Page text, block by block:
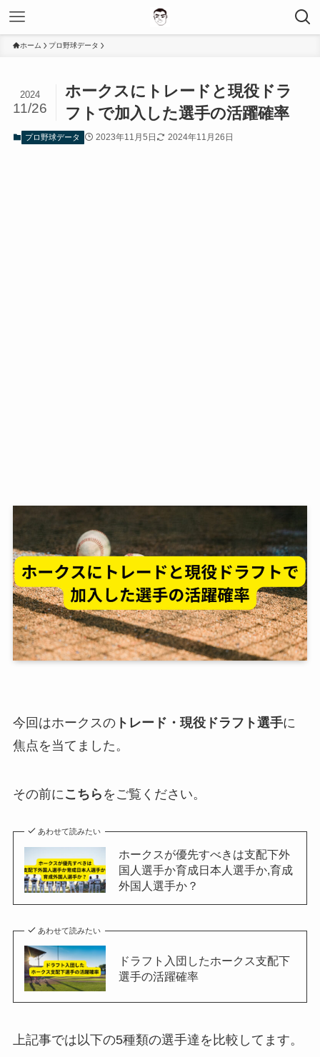
ホーム プロ野球データ
ホークスにトレードと現役ドラ
フトで加入した選手の活躍確率
2024
11/26
プロ野球データ 2023年11月5日 2024年11月26日
今回はホークスのトレード・ 現役ドラフト選手に
焦点を当てました。
その前にこちら をご覧ください。
あわせて読みたい
ホークスが優先すべきは支配下外
国人選手か育成日本人選手か,育成
外国人選手か？
あわせて読みたい
ドラフト入団したホークス支配下
選手の活躍確率
上記事では以下の5種類の選手達を比較してます。